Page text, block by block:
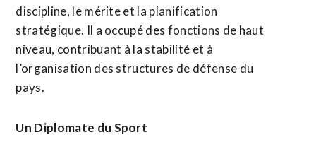
discipline, le mérite et la planification
stratégique. Il a occupé des fonctions de haut
niveau, contribuant à la stabilité et à
l’organisation des structures de défense du
pays.
​Un Diplomate du Sport